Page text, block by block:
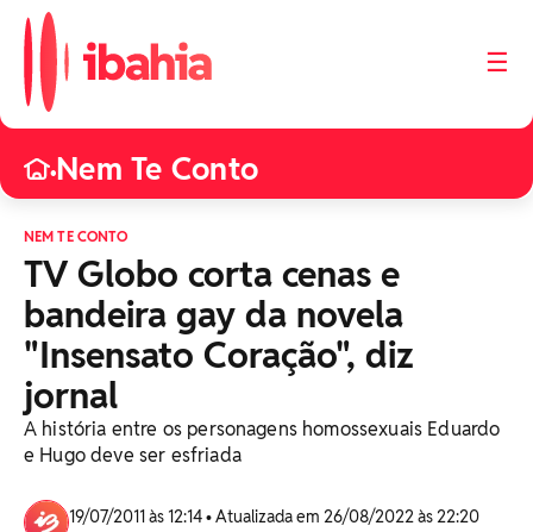
☰
•Nem Te Conto
NEM TE CONTO
TV Globo corta cenas e
bandeira gay da novela
"Insensato Coração", diz
jornal
A história entre os personagens homossexuais Eduardo
e Hugo deve ser esfriada
19/07/2011 às 12:14 • Atualizada em 26/08/2022 às 22:20